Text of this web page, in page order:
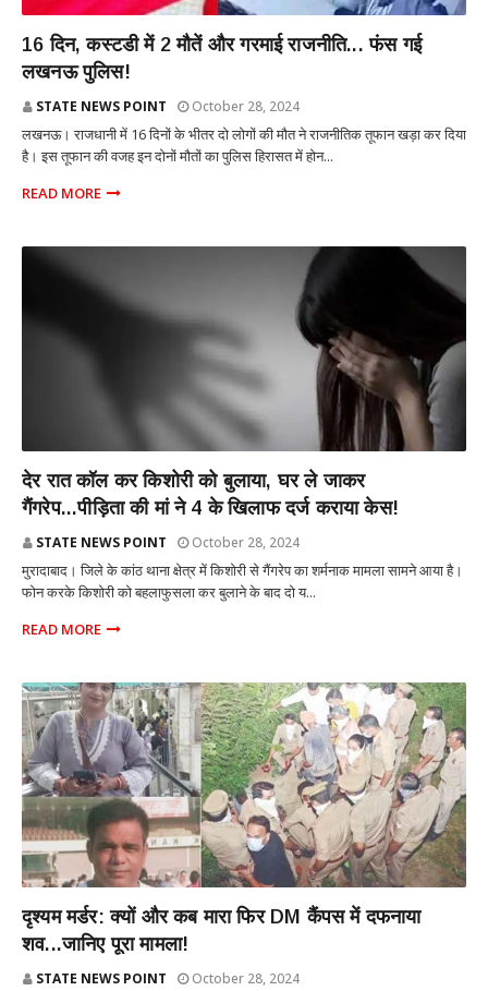
16 दिन, कस्टडी में 2 मौतें और गरमाई राजनीति... फंस गई
लखनऊ पुलिस!
STATE NEWS POINT October 28, 2024
लखनऊ। राजधानी में 16 दिनों के भीतर दो लोगों की मौत ने राजनीतिक तूफान खड़ा कर दिया
है। इस तूफान की वजह इन दोनों मौतों का पुलिस हिरासत में होन...
READ MORE
देर रात कॉल कर किशोरी को बुलाया, घर ले जाकर
गैंगरेप...पीड़िता की मां ने 4 के खिलाफ दर्ज कराया केस!
STATE NEWS POINT October 28, 2024
मुरादाबाद। जिले के कांठ थाना क्षेत्र में किशोरी से गैंगरेप का शर्मनाक मामला सामने आया है।
फोन करके किशोरी को बहलाफुसला कर बुलाने के बाद दो य...
READ MORE
दृश्यम मर्डर: क्यों और कब मारा फिर DM कैंपस में दफनाया
शव...जानिए पूरा मामला!
STATE NEWS POINT October 28, 2024